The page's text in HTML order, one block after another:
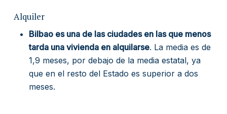
Alquiler
Bilbao es una de las ciudades en las que menos
tarda una vivienda en alquilarse. La media es de
1,9 meses, por debajo de la media estatal, ya
que en el resto del Estado es superior a dos
meses.